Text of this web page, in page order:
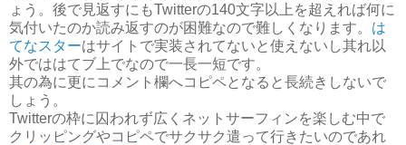
ょう。後で見返すにもTwitterの140文字以上を超えれば何に
気付いたのか読み返すのが困難なので難しくなります。 は
てなスターはサイトで実装されてないと使えないし其れ以
外でははてブ上でなので一長一短です。
其の為に更にコメント欄へコピペとなると長続きしないで
しょう。
Twitterの枠に囚われず広くネットサーフィンを楽しむ中で
クリッピングやコピペでサクサク遣って行きたいのであれ